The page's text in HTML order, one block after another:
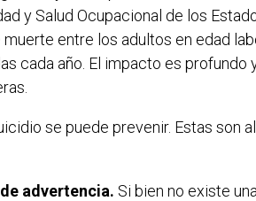
y Salud Ocupacional de los
entre los adultos en edad
cada año. El impacto es
se puede prevenir. Estas son
advertencia. Si bien no existe